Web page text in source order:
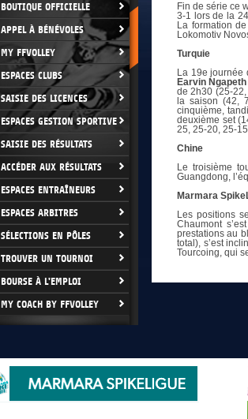
BOUTIQUE OFFICIELLE
APPEL À BÉNÉVOLES
MY FFVOLLEY
ESPACES CLUBS
SAISIE DES LICENCES
ESPACES GESTION SPORTIVE
SAISIE DES RÉSULTATS
ACCÉDER AUX RÉSULTATS
ESPACES ENTRAÎNEURS
ESPACES ARBITRES
SÉLECTIONS EN PÔLES
TROUVER UN TOURNOI
BOURSE À L'EMPLOI
MY COACH BY FFVOLLEY
Fin de série ce
3-1 lors de la
La formation de
Lokomotiv
Turquie
La 19e journée
Earvin Ngapeth
de 2h30 (25-
la saison (42,
cinquième,
deuxième set
25, 25-20, 25-
Chine
Le troisième
Guangdong,
Marmara
Les positions
Chaumont
prestations au
total), s’est
Tourcoing, qui